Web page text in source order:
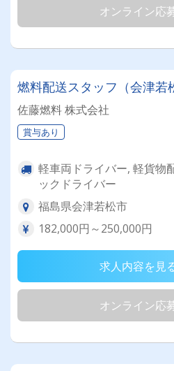
オンライン応
燃料配送スタッフ（会津若
佐藤燃料 株式会社
賞与あり
軽車両ドライバー, 軽貨物
ックドライバー
福島県会津若松市
182,000円～250,000円
求人内容を見
オンライン応